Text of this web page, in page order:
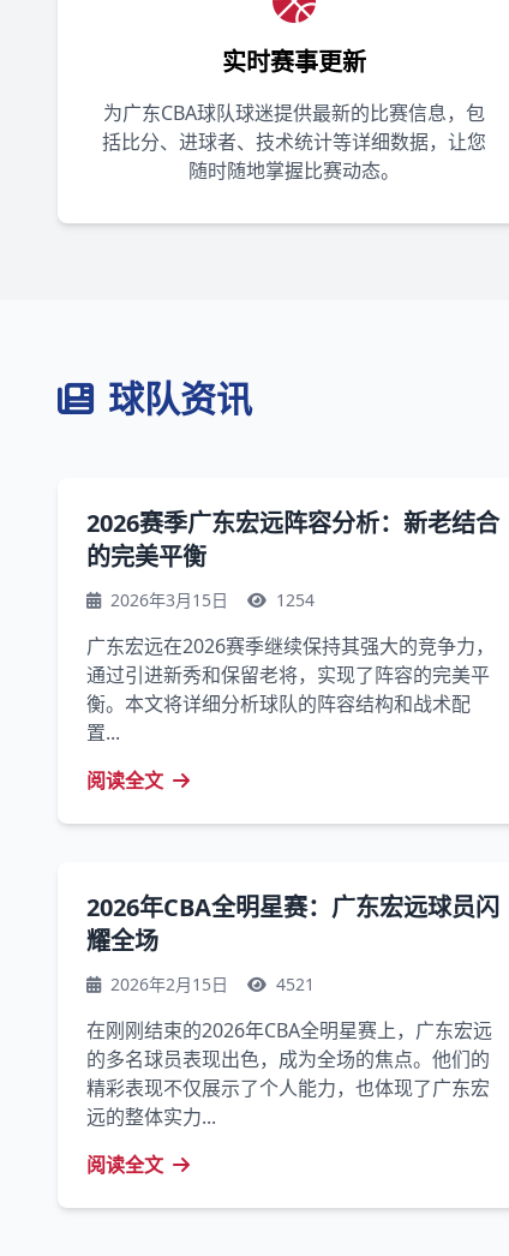
实时赛事更新
为广东CBA球队球迷提供最新的比赛信息，包
括比分、进球者、技术统计等详细数据，让您
随时随地掌握比赛动态。
球队资讯
2026赛季广东宏远阵容分析：新老结合
的完美平衡
2026年3月15日 1254
广东宏远在2026赛季继续保持其强大的竞争力，
通过引进新秀和保留老将，实现了阵容的完美平
衡。本文将详细分析球队的阵容结构和战术配
置...
阅读全文
2026年CBA全明星赛：广东宏远球员闪
耀全场
2026年2月15日 4521
在刚刚结束的2026年CBA全明星赛上，广东宏远
的多名球员表现出色，成为全场的焦点。他们的
精彩表现不仅展示了个人能力，也体现了广东宏
远的整体实力...
阅读全文